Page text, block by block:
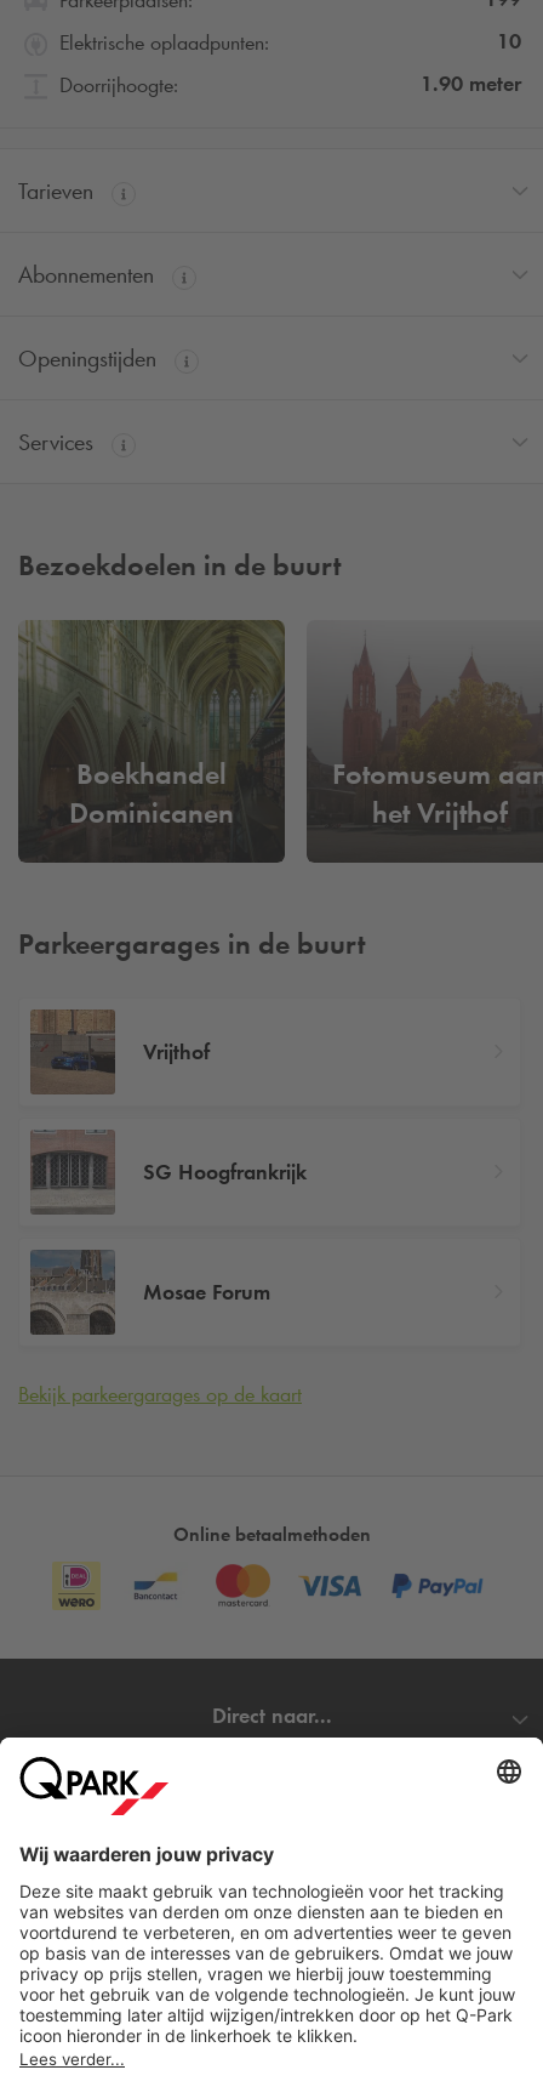
Elektrische oplaadpunten:
10
Doorrijhoogte:
1.90 meter
Tarieven
Abonnementen
Openingstijden
Services
Bezoekdoelen in de buurt
Boekhandel
Dominicanen
Fotomuseum
het Vrijthof
Parkeergarages in de buurt
Vrijthof
SG Hoogfrankrijk
Mosae Forum
Bekijk parkeergarages op de kaart
Online betaalmethoden
Direct naar...